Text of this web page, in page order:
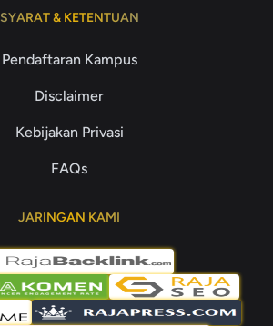
SYARAT & KETENTUAN
Pendaftaran Kampus
Disclaimer
Kebijakan Privasi
FAQs
JARINGAN KAMI